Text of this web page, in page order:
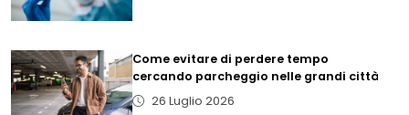
Come evitare di perdere tempo
cercando parcheggio nelle grandi città
26 Luglio 2026